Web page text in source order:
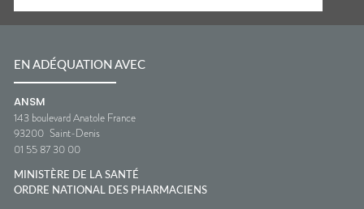
EN ADÉQUATION AVEC
ANSM
143 boulevard Anatole France
93200 Saint-Denis
01 55 87 30 00
MINISTÈRE DE LA SANTÉ
ORDRE NATIONAL DES PHARMACIENS